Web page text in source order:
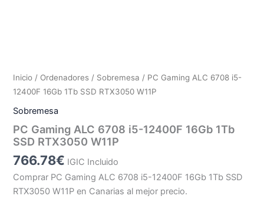
Inicio / Ordenadores / Sobremesa / PC Gaming ALC 6708 i5-
12400F 16Gb 1Tb SSD RTX3050 W11P
Sobremesa
PC Gaming ALC 6708 i5-12400F 16Gb 1Tb
SSD RTX3050 W11P
766.78€ IGIC Incluido
Comprar PC Gaming ALC 6708 i5-12400F 16Gb 1Tb SSD
RTX3050 W11P en Canarias al mejor precio.